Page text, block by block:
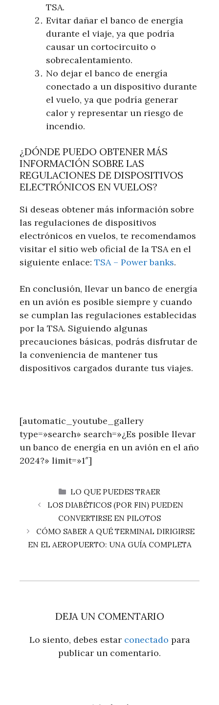
TSA.
Evitar dañar el banco de energía
durante el viaje, ya que podría
causar un cortocircuito o
sobrecalentamiento.
No dejar el banco de energía
conectado a un dispositivo durante
el vuelo, ya que podría generar
calor y representar un riesgo de
incendio.
¿DÓNDE PUEDO OBTENER MÁS
INFORMACIÓN SOBRE LAS
REGULACIONES DE DISPOSITIVOS
ELECTRÓNICOS EN VUELOS?
Si deseas obtener más información sobre
las regulaciones de dispositivos
electrónicos en vuelos, te recomendamos
visitar el sitio web oficial de la TSA en el
siguiente enlace: TSA – Power banks.
En conclusión, llevar un banco de energía
en un avión es posible siempre y cuando
se cumplan las regulaciones establecidas
por la TSA. Siguiendo algunas
precauciones básicas, podrás disfrutar de
la conveniencia de mantener tus
dispositivos cargados durante tus viajes.
[automatic_youtube_gallery
type=»search» search=»¿Es posible llevar
un banco de energía en un avión en el año
2024?» limit=»1″]
CATEGORÍAS
LO QUE PUEDES TRAER
LOS DIABÉTICOS (POR FIN) PUEDEN
CONVERTIRSE EN PILOTOS
CÓMO SABER A QUÉ TERMINAL DIRIGIRSE
EN EL AEROPUERTO: UNA GUÍA COMPLETA
DEJA UN COMENTARIO
Lo siento, debes estar conectado para
publicar un comentario.